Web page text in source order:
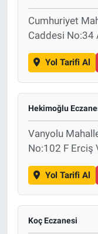
Cumhuriyet
Caddesi No:34
Yol Tarifi Al
Hekimoğlu
Vanyolu
No:102 F Erciş
Yol Tarifi Al
Koç Eczanesi